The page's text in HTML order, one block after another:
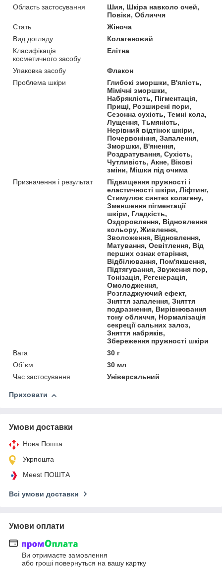
Область застосування
Шия, Шкіра навколо очей,
Повіки, Обличчя
Стать
Жіноча
Вид догляду
Колагеновий
Класифікація
косметичного засобу
Елітна
Упаковка засобу
Флакон
Проблема шкіри
Глибокі зморшки, В'ялість,
Мімічні зморшки,
Набряклість, Пігментація,
Прищі, Розширені пори,
Сезонна сухість, Темні кола,
Лущення, Тьмяність,
Нерівний відтінок шкіри,
Почервоніння, Запалення,
Зморшки, В'янення,
Роздратування, Сухість,
Чутливість, Акне, Вікові
зміни, Мішки під очима
Призначення і результат
Підвищення пружності і
еластичності шкіри, Ліфтинг,
Стимулює синтез колагену,
Зменшення пігментації
шкіри, Гладкість,
Оздоровлення, Відновлення
кольору, Живлення,
Зволоження, Відновлення,
Матування, Освітлення, Від
перших ознак старіння,
Відбілювання, Пом'якшення,
Підтягування, Звуження пор,
Тонізація, Регенерація,
Омолодження,
Розгладжуючий ефект,
Зняття запалення, Зняття
подразнення, Вирівнювання
тону обличчя, Нормалізація
секреції сальних залоз,
Зняття набряків,
Збереження пружності шкіри
Вага
30 г
Об`єм
30 мл
Час застосування
Універсальний
Приховати
Умови доставки
Нова Пошта
Укрпошта
Meest ПОШТА
Всі умови доставки
Умови оплати
Ви отримаєте замовлення
або гроші повернуться на вашу картку